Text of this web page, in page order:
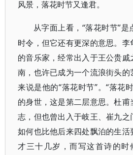
风景，落花时节又逢君。
从字面上看， “落花时节”
时令，但它还有更深的意思。
的音乐家，经常出入于王公贵
南，也许已成为一个流浪街头
来说是他的“落花时节”。“落花
的身世，这是第二层意思。杜
志，但也曾出入于岐王、崔九
如何也比他后来四处飘泊的生
才三十几岁，而写这首诗的时